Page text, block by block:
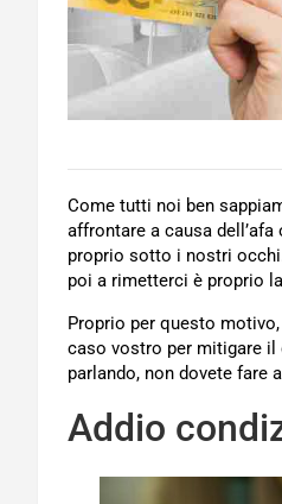
Come tutti noi ben
affrontare a causa
proprio sotto i nostri
poi a rimetterci è proprio
Proprio per questo
caso vostro per mitigare il
parlando, non dovete fare
Addio